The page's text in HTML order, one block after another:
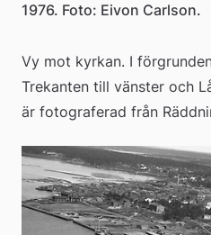
1976. Foto: Eivon Carlson.
Vy mot kyrkan. I
Trekanten till vänster och
är fotograferad från